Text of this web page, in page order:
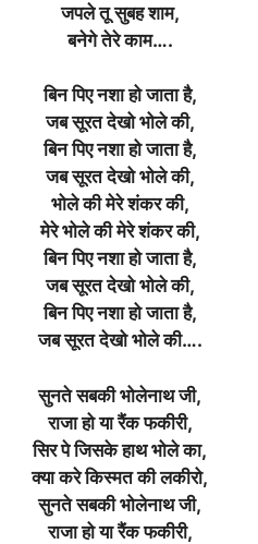
जपले तू सुबह शाम,
बनेगे तेरे काम….
बिन पिए नशा हो जाता है,
जब सूरत देखो भोले की,
बिन पिए नशा हो जाता है,
जब सूरत देखो भोले की,
भोले की मेरे शंकर की,
मेरे भोले की मेरे शंकर की,
बिन पिए नशा हो जाता है,
जब सूरत देखो भोले की,
बिन पिए नशा हो जाता है,
जब सूरत देखो भोले की….
सुनते सबकी भोलेनाथ जी,
राजा हो या रैंक फकीरी,
सिर पे जिसके हाथ भोले का,
क्या करे किस्मत की लकीरो,
सुनते सबकी भोलेनाथ जी,
राजा हो या रैंक फकीरी,